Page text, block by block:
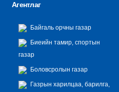
Агентлаг
Байгаль орчны газар
Биеийн тамир, спортын
газар
Боловсролын газар
Газрын харилцаа, барилга,